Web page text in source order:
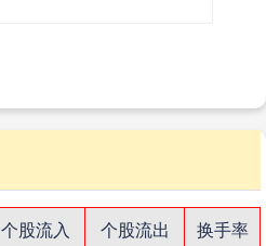
个股流入 个股流出
换手率